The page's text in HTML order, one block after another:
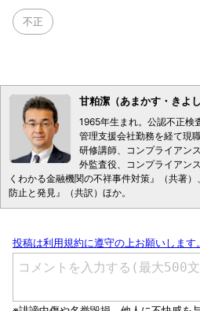
不正
甘粕潔（あまかす・きよし
1965年生まれ。公認不正検
管理支援会社勤務を経て現
研修講師、コンプライアン
外監査役、コンプライアン
くわかる金融機関の不祥事件対策』（共著
防止と発見』（共訳）ほか。